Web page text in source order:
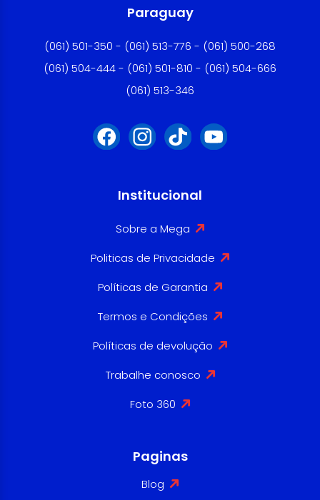
Paraguay
(061) 501-350 - (061) 513-776 - (061) 500-268
(061) 504-444 - (061) 501-810 - (061) 504-666
(061) 513-346
Institucional
Sobre a Mega
Politicas de Privacidade
Políticas de Garantia
Termos e Condições
Políticas de devolução
Trabalhe conosco
Foto 360
Paginas
Blog